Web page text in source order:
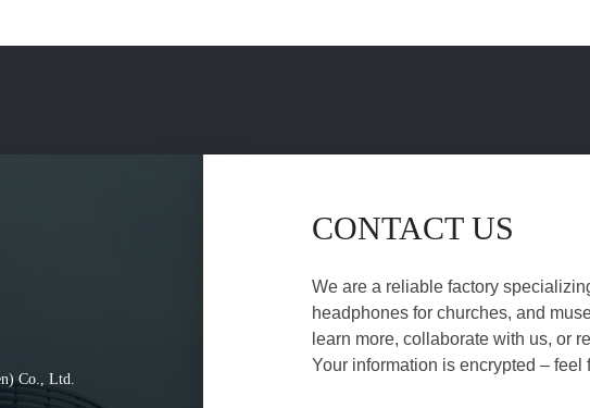
Co., Ltd.
CONTACT US
We are a reliable factory
headphones for churches, and
learn more, collaborate with us, or
Your information is encrypted –